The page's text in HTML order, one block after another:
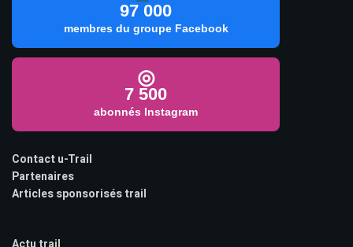
97 000
membres du groupe Facebook
◎
7 500
abonnés Instagram
Contact u-Trail
Partenaires
Articles sponsorisés trail